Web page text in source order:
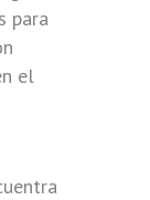
para
el